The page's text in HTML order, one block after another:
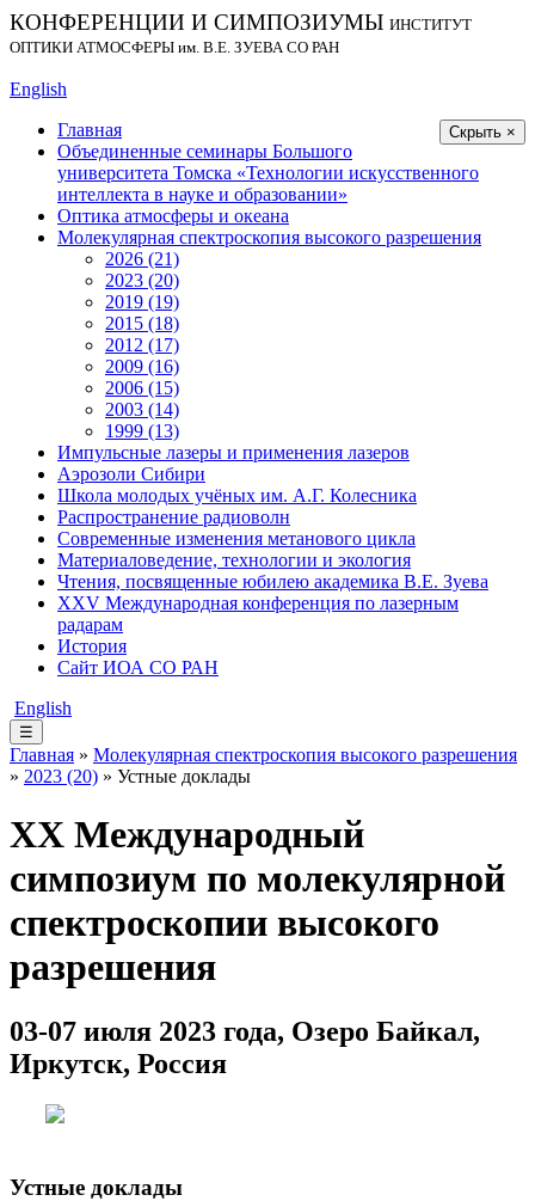
КОНФЕРЕНЦИИ И СИМПОЗИУМЫ ИНСТИТУТ
ОПТИКИ АТМОСФЕРЫ им. В.Е. ЗУЕВА СО РАН
English
Скрыть ×
Главная
Объединенные семинары Большого
университета Томска «Технологии искусственного
интеллекта в науке и образовании»
Оптика атмосферы и океана
Молекулярная спектроскопия высокого разрешения
2026 (21)
2023 (20)
2019 (19)
2015 (18)
2012 (17)
2009 (16)
2006 (15)
2003 (14)
1999 (13)
Импульсные лазеры и применения лазеров
Аэрозоли Сибири
Школа молодых учёных им. А.Г. Колесника
Распространение радиоволн
Современные изменения метанового цикла
Материаловедение, технологии и экология
Чтения, посвященные юбилею академика В.Е. Зуева
XXV Международная конференция по лазерным
радарам
История
Сайт ИОА СО РАН
English
☰
Главная » Молекулярная спектроскопия высокого разрешения
» 2023 (20) » Устные доклады
XX Международный
симпозиум по молекулярной
спектроскопии высокого
разрешения
03-07 июля 2023 года, Озеро Байкал,
Иркутск, Россия
Устные доклады